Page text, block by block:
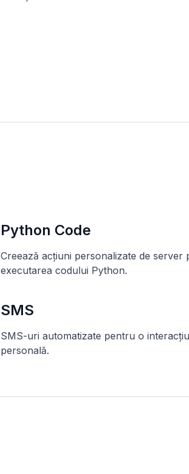
Python Code
Creează acțiuni personalizate de server
executarea codului Python.
SMS
SMS-uri automatizate pentru o
personală.